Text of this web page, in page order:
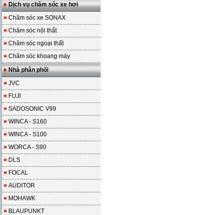
Dịch vụ chăm sóc xe hơi
Chăm sóc xe SONAX
Chăm sóc nội thất
Chăm sóc ngoại thất
Chăm sóc khoang máy
Nhà phân phối
JVC
FUJI
SADOSONIC V99
WINCA - S160
WINCA - S100
WORCA - S90
DLS
FOCAL
AUDITOR
MOHAWK
BLAUPUNKT